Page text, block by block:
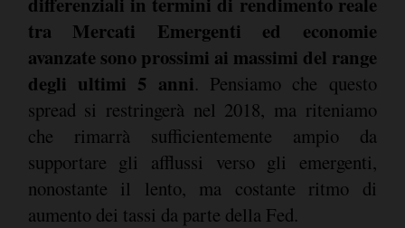
tra Mercati Emergenti ed economie
avanzate sono prossimi ai massimi del range
degli ultimi 5 anni. Pensiamo che questo
spread si restringerà nel 2018, ma riteniamo
che rimarrà sufficientemente ampio da
supportare gli afflussi verso gli emergenti,
nonostante il lento, ma costante ritmo di
aumento dei tassi da parte della Fed.